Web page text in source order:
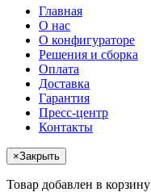
Главная
О нас
О конфигураторе
Решения и сборка
Оплата
Доставка
Гарантия
Пресс-центр
Контакты
×Закрыть
Товар добавлен в корзину